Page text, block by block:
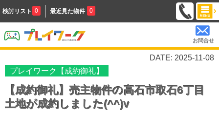
検討リスト 0 最近見た物件 0
お問合せ
DATE: 2025-11-08
プレイワーク【成約御礼】
【成約御礼】売主物件の高石市取石6丁目
土地が成約しました(^^)v